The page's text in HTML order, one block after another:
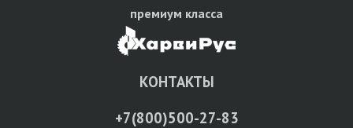
премиум класса
КОНТАКТЫ
+7(800)500-27-83